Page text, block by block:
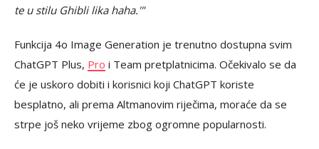
te u stilu Ghibli lika haha.'"
Funkcija 4o Image Generation je trenutno dostupna svim
ChatGPT Plus, Pro i Team pretplatnicima. Očekivalo se da
će je uskoro dobiti i korisnici koji ChatGPT koriste
besplatno, ali prema Altmanovim riječima, moraće da se
strpe još neko vrijeme zbog ogromne popularnosti.